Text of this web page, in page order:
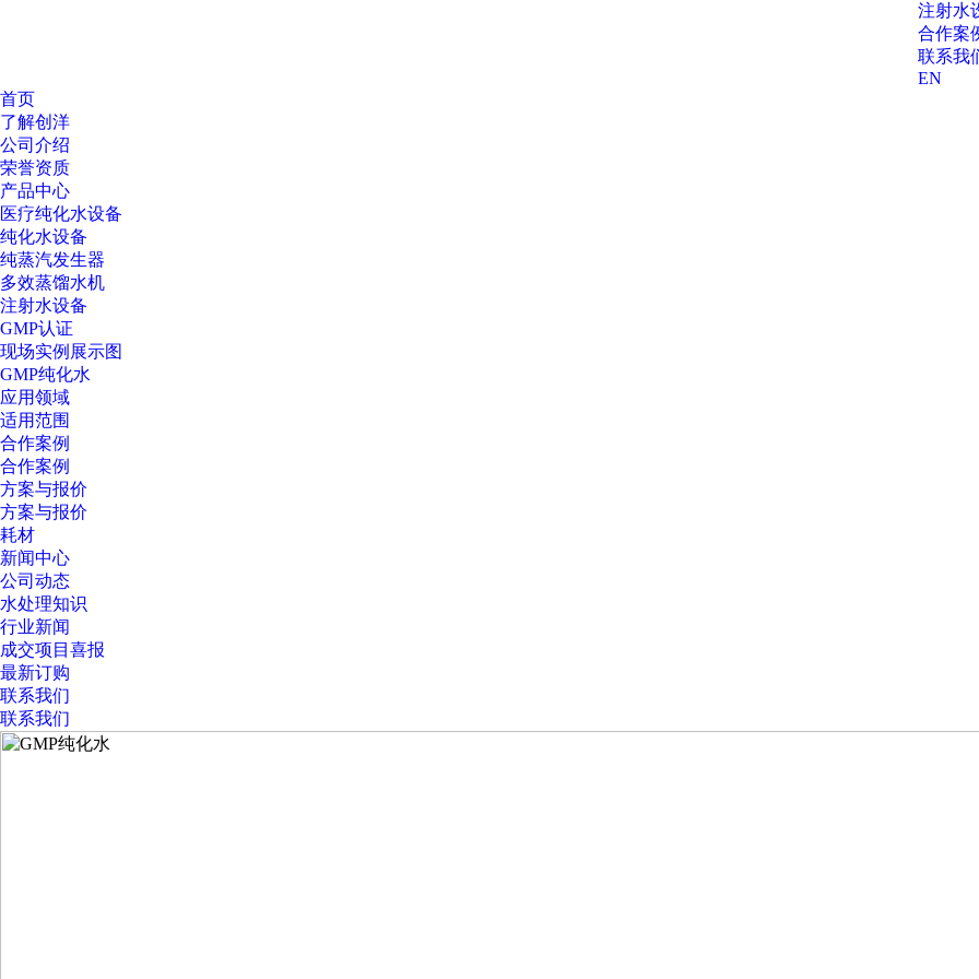
注射水
合作案
联系我
EN
首页
了解创洋
公司介绍
荣誉资质
产品中心
医疗纯化水设备
纯化水设备
纯蒸汽发生器
多效蒸馏水机
注射水设备
GMP认证
现场实例展示图
GMP纯化水
应用领域
适用范围
合作案例
合作案例
方案与报价
方案与报价
耗材
新闻中心
公司动态
水处理知识
行业新闻
成交项目喜报
最新订购
联系我们
联系我们